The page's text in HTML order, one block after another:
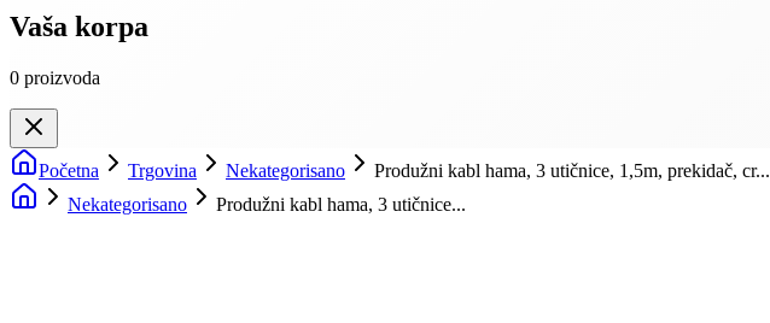
Vaša korpa
0 proizvoda
Početna Trgovina Nekategorisano
Produžni kabl hama, 3 utičnice, 1,5m, prekidač, cr...
Nekategorisano
Produžni kabl hama, 3 utičnice...